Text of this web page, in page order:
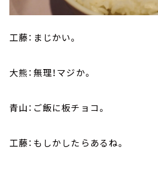
工藤：まじかい。
大熊：無理！マジか。
青山：ご飯に板チョコ。
工藤：もしかしたらあるね。